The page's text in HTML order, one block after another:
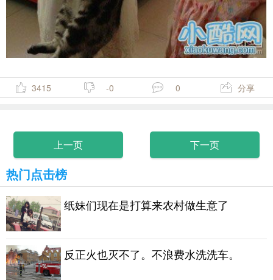
3415 -0 0 分享
上一页 下一页
热门点击榜
纸妹们现在是打算来农村做生意了
反正火也灭不了。不浪费水洗洗车。